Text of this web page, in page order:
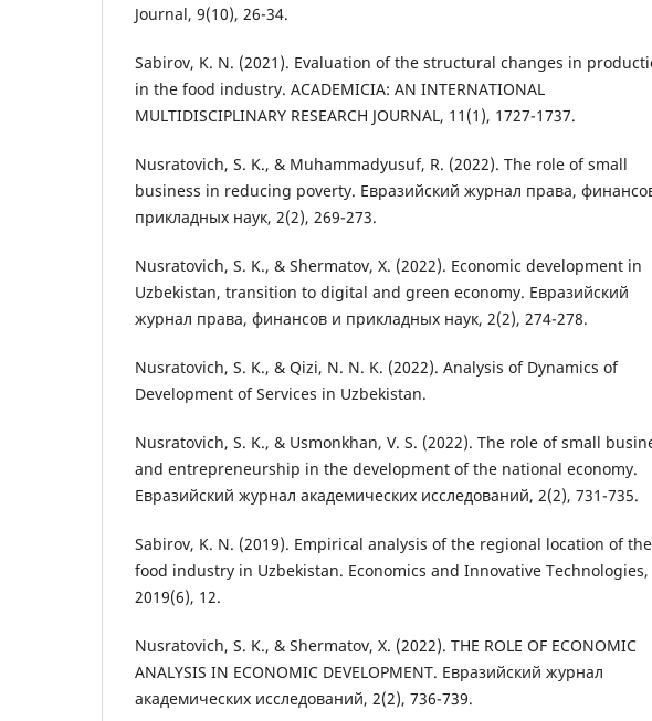
Journal, 9(10), 26-34.
Sabirov, K. N. (2021). Evaluation of the structural changes in
in the food industry. ACADEMICIA: AN INTERNATIONAL
MULTIDISCIPLINARY RESEARCH JOURNAL, 11(1), 1727-1737.
Nusratovich, S. K., & Muhammadyusuf, R. (2022). The role of small
business in reducing poverty. Евразийский журнал права,
прикладных наук, 2(2), 269-273.
Nusratovich, S. K., & Shermatov, X. (2022). Economic development in
Uzbekistan, transition to digital and green economy. Евразийский
журнал права, финансов и прикладных наук, 2(2), 274-278.
Nusratovich, S. K., & Qizi, N. N. K. (2022). Analysis of Dynamics of
Development of Services in Uzbekistan.
Nusratovich, S. K., & Usmonkhan, V. S. (2022). The role of small
and entrepreneurship in the development of the national economy.
Евразийский журнал академических исследований, 2(2), 731-735.
Sabirov, K. N. (2019). Empirical analysis of the regional location of the
food industry in Uzbekistan. Economics and Innovative Technologies,
2019(6), 12.
Nusratovich, S. K., & Shermatov, X. (2022). THE ROLE OF ECONOMIC
ANALYSIS IN ECONOMIC DEVELOPMENT. Евразийский журнал
академических исследований, 2(2), 736-739.